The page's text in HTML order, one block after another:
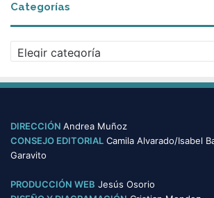
h
i
Categorías
a
e
o
r
s
DIRECCIÓN Andrea Muñoz
CONSEJO EDITORIAL Camila Alvarado/Isabel
Garavito
PRODUCCIÓN WEB Jesús Osorio